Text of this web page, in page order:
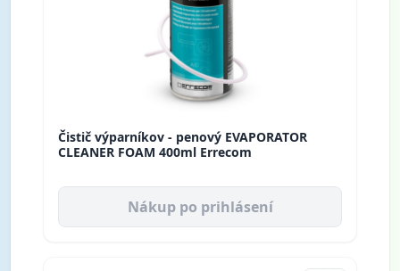
Čistič výparníkov - penový EVAPORATOR
CLEANER FOAM 400ml Errecom
Nákup po prihlásení